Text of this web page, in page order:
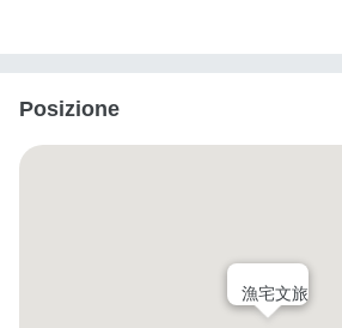
Posizione
漁宅文旅